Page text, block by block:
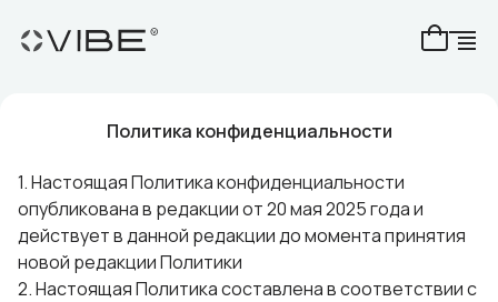
Политика конфиденциальности
1. Настоящая Политика конфиденциальности
опубликована в редакции от 20 мая 2025 года и
действует в данной редакции до момента принятия
новой редакции Политики
2. Настоящая Политика составлена в соответствии с